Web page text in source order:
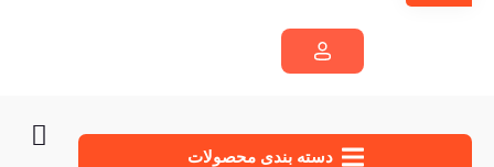
دسته‌ بندی محصولات